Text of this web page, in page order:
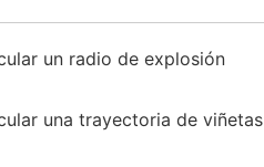
un radio de explosión
una trayectoria de viñetas